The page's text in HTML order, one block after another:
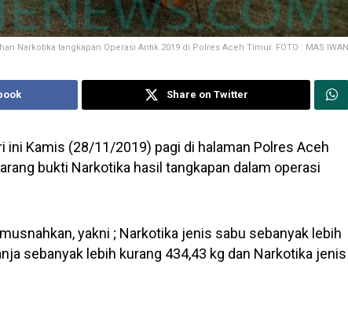
Narkotika tangkapan Operasi Antik 2019 di Polres Aceh Timur. FOTO : MAS IWAN
Share on Twitter
ini Kamis (28/11/2019) pagi di halaman Polres Aceh
bukti Narkotika hasil tangkapan dalam operasi
yakni ; Narkotika jenis sabu sebanyak lebih
sebanyak lebih kurang 434,43 kg dan Narkotika jenis